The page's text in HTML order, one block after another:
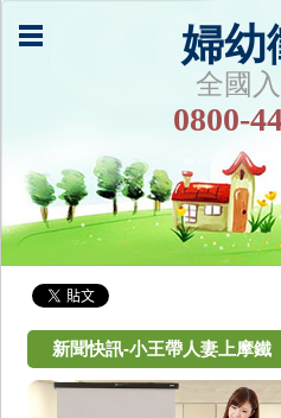
婦幼
全國
0800-
新聞快訊-小王帶人妻上摩鐵